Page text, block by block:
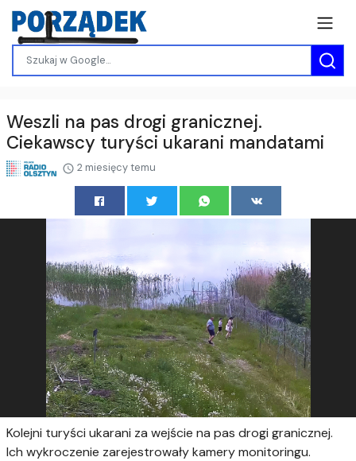
Weszli na pas drogi granicznej.
Ciekawscy turyści ukarani mandatami
2 miesięcy temu
Kolejni turyści ukarani za wejście na pas drogi granicznej.
Ich wykroczenie zarejestrowały kamery monitoringu.